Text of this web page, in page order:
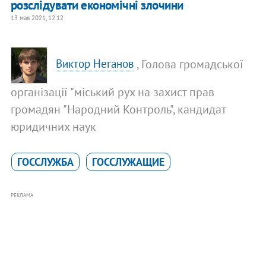
розслідувати економічні злочини
13 мая 2021, 12:12
Виктор Неганов , Голова громадської
організації "міський рух на захист прав
громадян "Народний Контроль", кандидат
юридичних наук
ГОССЛУЖБА ГОССЛУЖАЩИЕ
РЕКЛАМА